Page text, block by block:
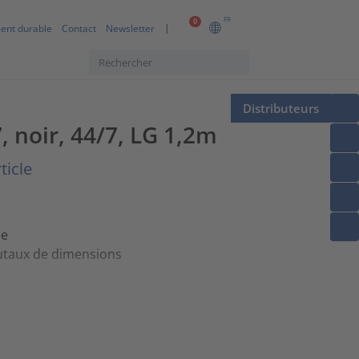
0 FR
durable Contact Newsletter
Distributeurs
noir, 44/7, LG 1,2m
de dimensions